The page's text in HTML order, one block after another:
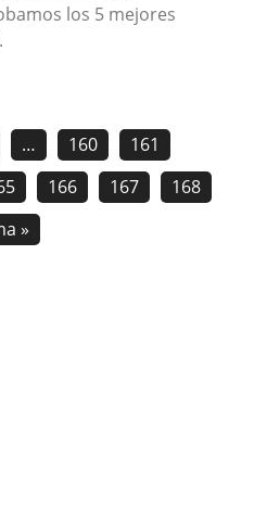
los 5 mejores
… 160
161
166 167
168
»